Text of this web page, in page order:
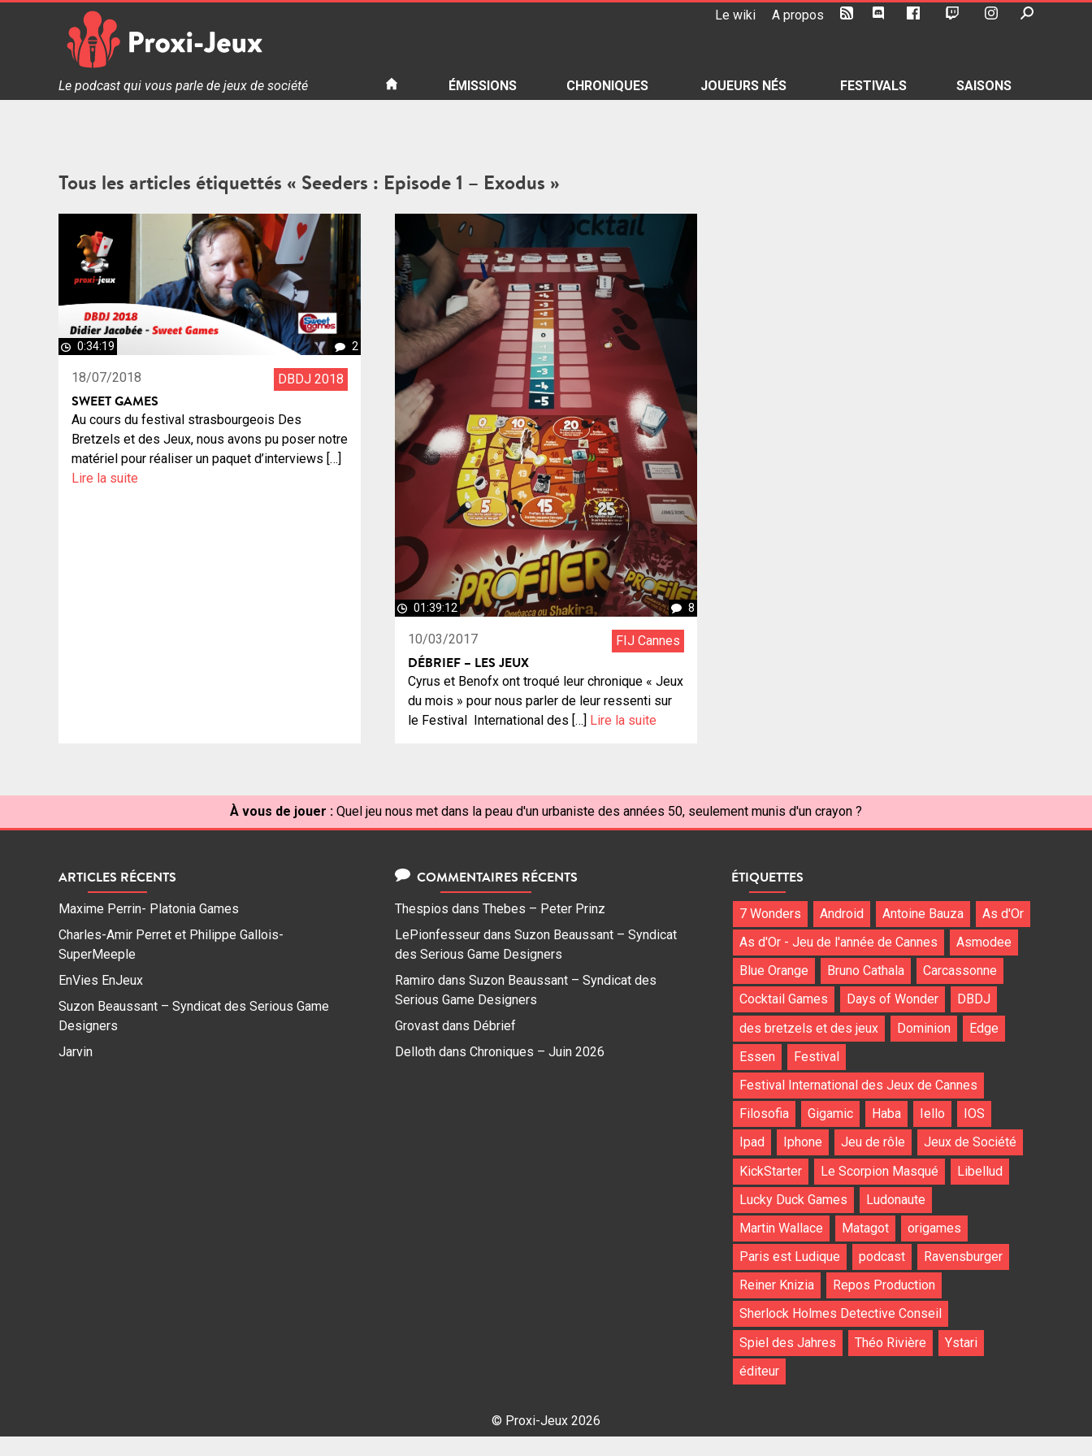
Le wiki A propos
Proxi Jeux - Le podcast qui vous parle de jeux de société
Le podcast qui vous parle de jeux de société ÉMISSIONS CHRONIQUES JOUEURS NÉS FESTIVALS SAISONS
Tous les articles étiquettés « Seeders : Episode 1 – Exodus »
0:34:19 2
18/07/2018 DBDJ 2018
SWEET GAMES
Au cours du festival strasbourgeois Des
Bretzels et des Jeux, nous avons pu poser notre
matériel pour réaliser un paquet d’interviews […]
Lire la suite
01:39:12 8
10/03/2017 FIJ Cannes
DÉBRIEF – LES JEUX
Cyrus et Benofx ont troqué leur chronique « Jeux
du mois » pour nous parler de leur ressenti sur
le Festival International des […] Lire la suite
À vous de jouer : Quel jeu nous met dans la peau d'un urbaniste des années 50, seulement munis d'un crayon ?
ARTICLES RÉCENTS
Maxime Perrin- Platonia Games
Charles-Amir Perret et Philippe Gallois-
SuperMeeple
EnVies EnJeux
Suzon Beaussant – Syndicat des Serious Game
Designers
Jarvin
COMMENTAIRES RÉCENTS
Thespios dans Thebes – Peter Prinz
LePionfesseur dans Suzon Beaussant – Syndicat
des Serious Game Designers
Ramiro dans Suzon Beaussant – Syndicat des
Serious Game Designers
Grovast dans Débrief
Delloth dans Chroniques – Juin 2026
ÉTIQUETTES
7 Wonders Android Antoine Bauza
As d'Or
As d'Or - Jeu de l'année de Cannes
Asmodee
Blue Orange
Bruno Cathala
Carcassonne
Cocktail Games
Days of Wonder
DBDJ
des bretzels et des jeux
Dominion
Edge
Essen
Festival
Festival International des Jeux de Cannes
Filosofia
Gigamic Haba Iello
IOS
Ipad
Iphone Jeu de rôle
Jeux de Société
KickStarter
Le Scorpion Masqué
Libellud
Lucky Duck Games
Ludonaute
Martin Wallace
Matagot
origames
Paris est Ludique
podcast
Ravensburger
Reiner Knizia
Repos Production
Sherlock Holmes Detective Conseil
Spiel des Jahres
Théo Rivière
Ystari
éditeur
© Proxi-Jeux 2026